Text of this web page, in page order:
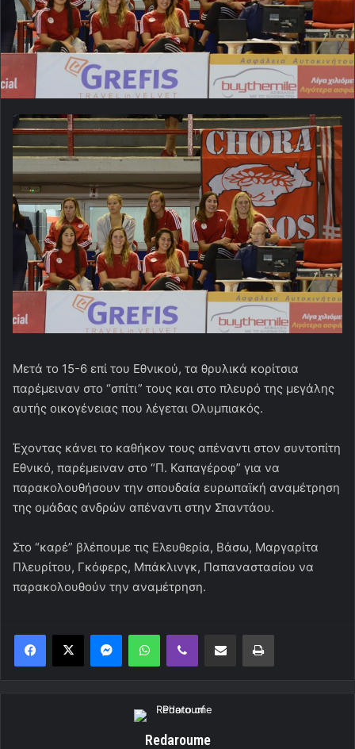
Μετά το 15-6 επί του Εθνικού, τα θρυλικά κορίτσια
παρέμειναν στο “σπίτι” τους και στο πλευρό της μεγάλης
αυτής οικογένειας που λέγεται Ολυμπιακός.
Έχοντας κάνει το καθήκον τους απέναντι στον συντοπίτη
Εθνικό, παρέμειναν στο “Π. Καπαγέροφ” για να
παρακολουθήσουν την σπουδαία ευρωπαϊκή αναμέτρηση
της ομάδας ανδρών απέναντι στην Σπαντάου.
Στο “καρέ” βλέπουμε τις Ελευθερία, Βάσω, Μαργαρίτα
Πλευρίτου, Γκόφερς, Μπάκλινγκ, Παπαναστασίου να
παρακολουθούν την αναμέτρηση.
MessengerWhatsAppViber Κοινοποίηση μέσω ηλεκτρονικού ταχυδρομείουΕκτύπωση
Redaroume